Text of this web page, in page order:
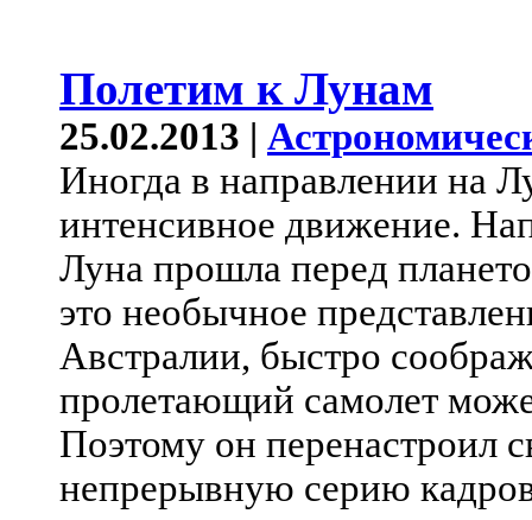
Полетим к Лунам
25.02.2013 |
Иногда в направлении на
интенсивное движение.
Луна прошла перед
это необычное
Австралии, быстро
пролетающий самолет
Поэтому он перенастроил
непрерывную серию